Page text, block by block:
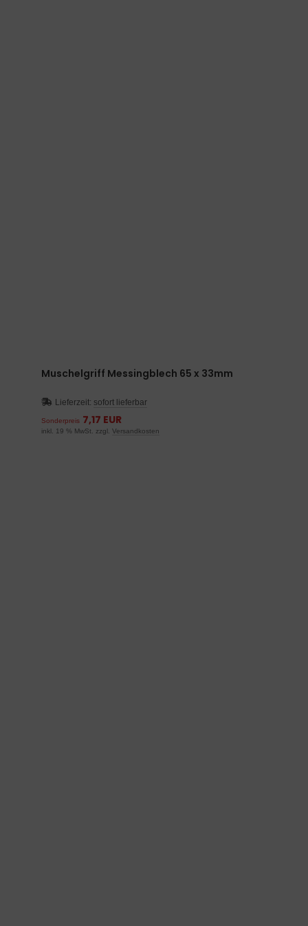
Muschelgriff Messingblech 65 x 33mm
Lieferzeit: sofort lieferbar
Sonderpreis 7,17 EUR
inkl. 19 % MwSt. zzgl. Versandkosten